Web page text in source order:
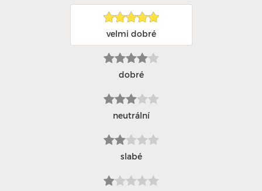
velmi dobré
dobré
neutrální
slabé